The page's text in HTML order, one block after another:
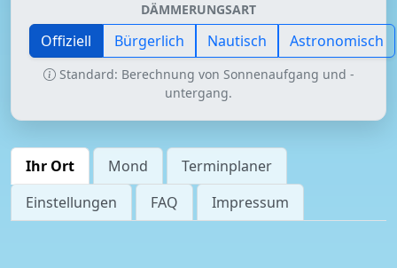
DÄMMERUNGSART
Offiziell Bürgerlich Nautisch Astronomisch
Standard: Berechnung von Sonnenaufgang und -
untergang.
Ihr Ort Mond
Terminplaner
Einstellungen
FAQ Impressum